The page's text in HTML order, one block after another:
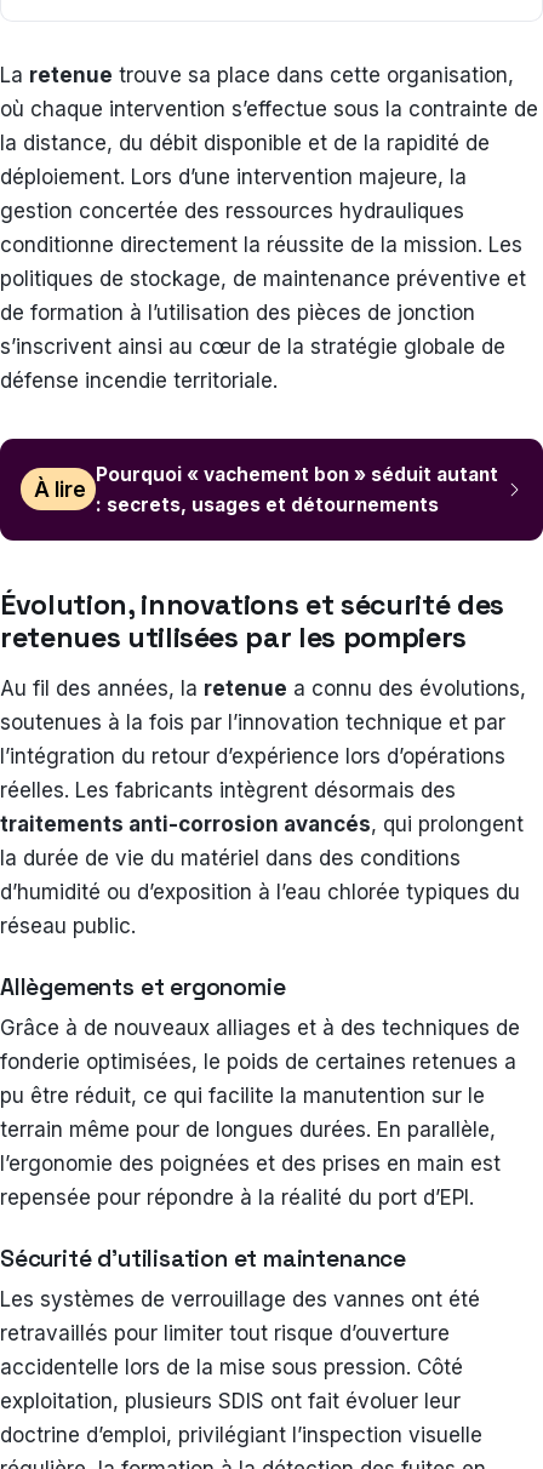
La retenue trouve sa place dans cette organisation,
où chaque intervention s’effectue sous la contrainte de
la distance, du débit disponible et de la rapidité de
déploiement. Lors d’une intervention majeure, la
gestion concertée des ressources hydrauliques
conditionne directement la réussite de la mission. Les
politiques de stockage, de maintenance préventive et
de formation à l’utilisation des pièces de jonction
s’inscrivent ainsi au cœur de la stratégie globale de
défense incendie territoriale.
À lire
Pourquoi « vachement bon » séduit autant
: secrets, usages et détournements
Évolution, innovations et sécurité des
retenues utilisées par les pompiers
Au fil des années, la retenue a connu des évolutions,
soutenues à la fois par l’innovation technique et par
l’intégration du retour d’expérience lors d’opérations
réelles. Les fabricants intègrent désormais des
traitements anti-corrosion avancés, qui prolongent
la durée de vie du matériel dans des conditions
d’humidité ou d’exposition à l’eau chlorée typiques du
réseau public.
Allègements et ergonomie
Grâce à de nouveaux alliages et à des techniques de
fonderie optimisées, le poids de certaines retenues a
pu être réduit, ce qui facilite la manutention sur le
terrain même pour de longues durées. En parallèle,
l’ergonomie des poignées et des prises en main est
repensée pour répondre à la réalité du port d’EPI.
Sécurité d’utilisation et maintenance
Les systèmes de verrouillage des vannes ont été
retravaillés pour limiter tout risque d’ouverture
accidentelle lors de la mise sous pression. Côté
exploitation, plusieurs SDIS ont fait évoluer leur
doctrine d’emploi, privilégiant l’inspection visuelle